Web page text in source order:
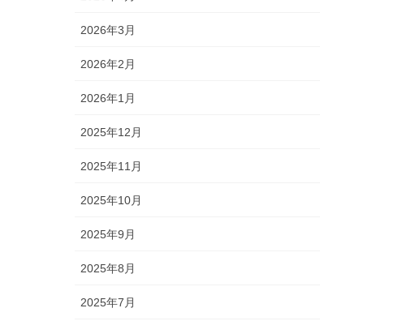
2026年3月
2026年2月
2026年1月
2025年12月
2025年11月
2025年10月
2025年9月
2025年8月
2025年7月